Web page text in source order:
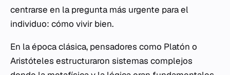
centrarse en la pregunta más urgente para el
individuo: cómo vivir bien.
En la época clásica, pensadores como Platón o
Aristóteles estructuraron sistemas complejos